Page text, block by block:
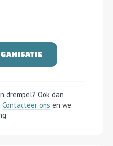
drempel? Ook dan
Contacteer ons en we